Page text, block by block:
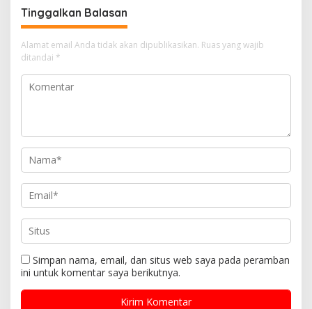
Tinggalkan Balasan
Alamat email Anda tidak akan dipublikasikan. Ruas yang wajib
ditandai *
Simpan nama, email, dan situs web saya pada peramban
ini untuk komentar saya berikutnya.